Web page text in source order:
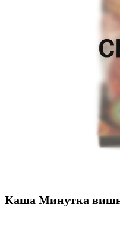
Каша Минутка